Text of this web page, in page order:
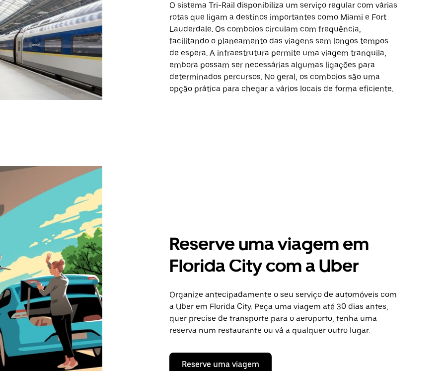
O sistema Tri-Rail disponibiliza um serviço regular com várias
rotas que ligam a destinos importantes como Miami e Fort
Lauderdale. Os comboios circulam com frequência,
facilitando o planeamento das viagens sem longos tempos
de espera. A infraestrutura permite uma viagem tranquila,
embora possam ser necessárias algumas ligações para
determinados percursos. No geral, os comboios são uma
opção prática para chegar a vários locais de forma eficiente.
Reserve uma viagem em
Florida City com a Uber
Organize antecipadamente o seu serviço de automóveis com
a Uber em Florida City. Peça uma viagem até 30 dias antes,
quer precise de transporte para o aeroporto, tenha uma
reserva num restaurante ou vá a qualquer outro lugar.
Reserve uma viagem